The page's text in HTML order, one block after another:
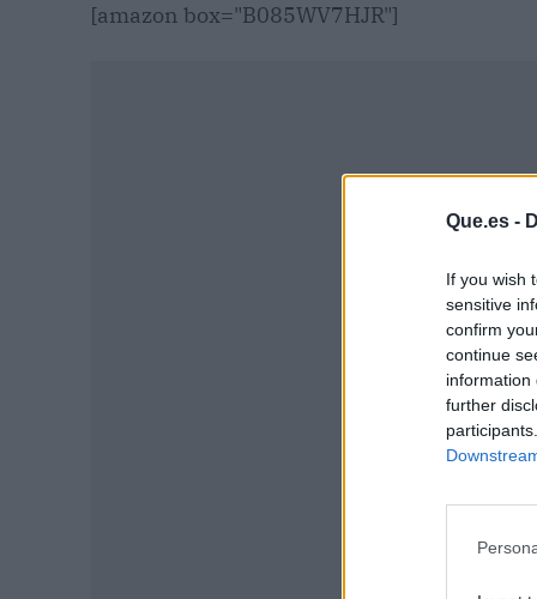
Que.es -
If you wish
sensitive
confirm
continue
information
further
[amazon box="B085WV7HJR"]